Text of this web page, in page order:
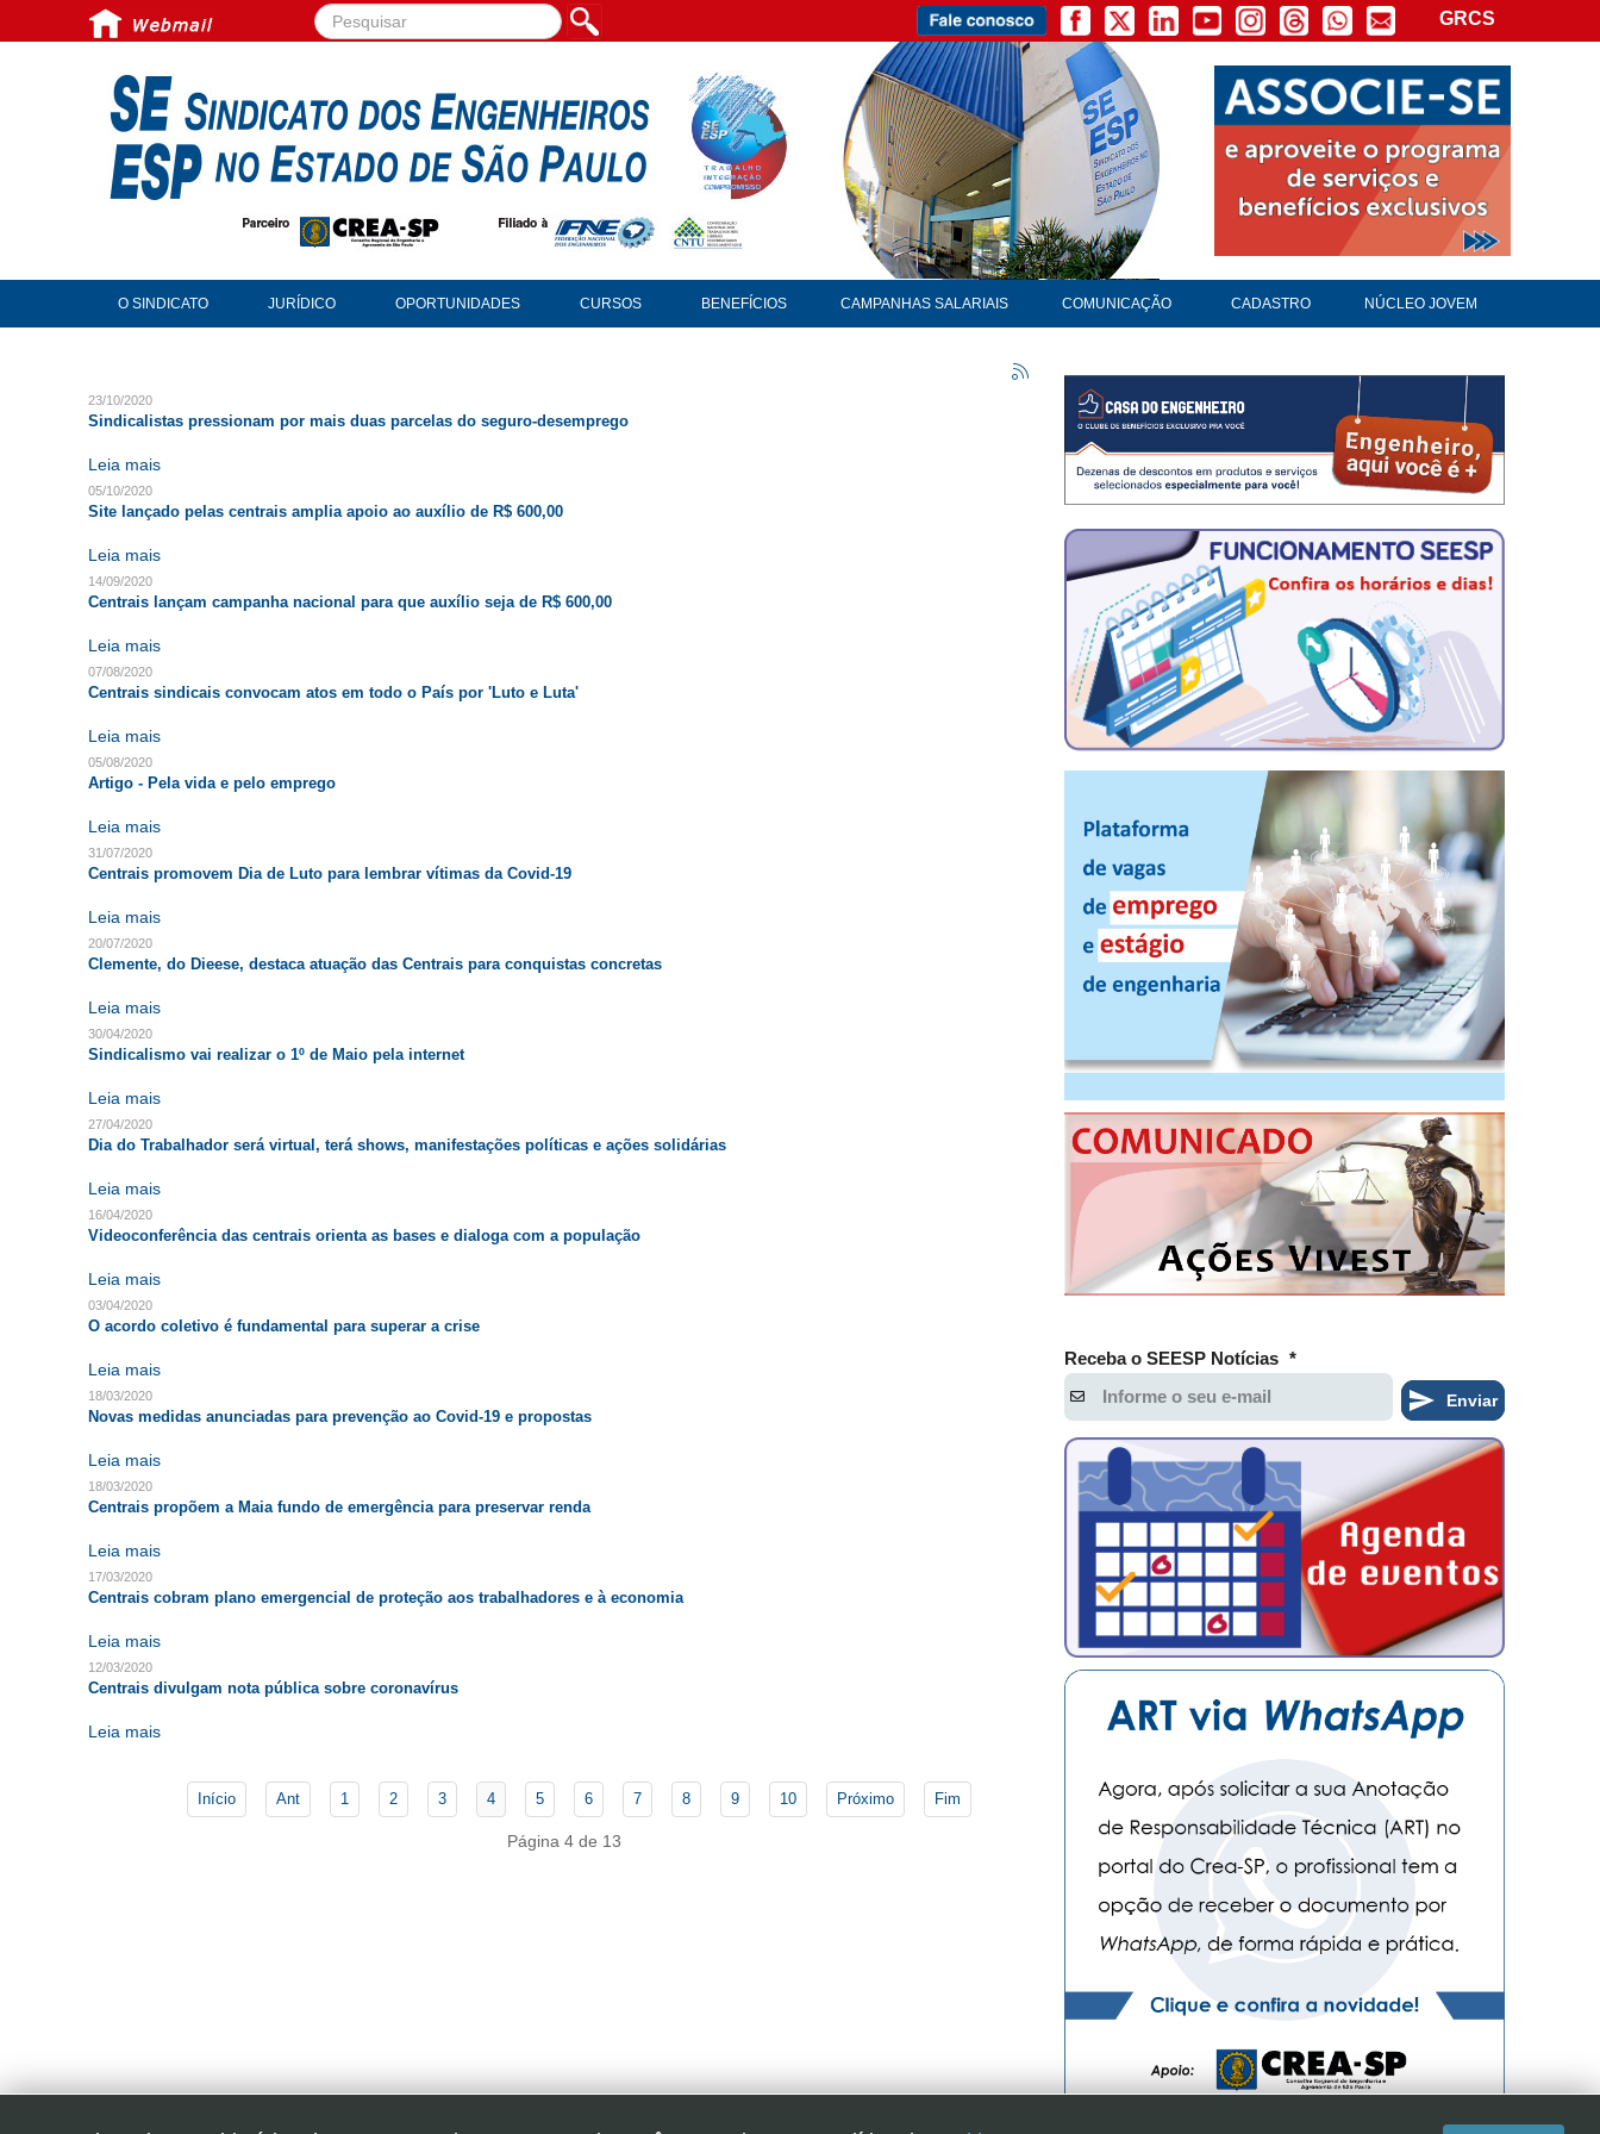
Pesquisar... GRCS
O SINDICATO JURÍDICO OPORTUNIDADES CURSOS BENEFÍCIOS CAMPANHAS SALARIAIS COMUNICAÇÃO CADASTRO NÚCLEO JOVEM
23/10/2020
Sindicalistas pressionam por mais duas parcelas do seguro-desemprego
Leia mais
05/10/2020
Site lançado pelas centrais amplia apoio ao auxílio de R$ 600,00
Leia mais
14/09/2020
Centrais lançam campanha nacional para que auxílio seja de R$ 600,00
Leia mais
07/08/2020
Centrais sindicais convocam atos em todo o País por 'Luto e Luta'
Leia mais
05/08/2020
Artigo - Pela vida e pelo emprego
Leia mais
31/07/2020
Centrais promovem Dia de Luto para lembrar vítimas da Covid-19
Leia mais
20/07/2020
Clemente, do Dieese, destaca atuação das Centrais para conquistas concretas
Leia mais
30/04/2020
Sindicalismo vai realizar o 1º de Maio pela internet
Leia mais
27/04/2020
Dia do Trabalhador será virtual, terá shows, manifestações políticas e ações solidárias
Leia mais
16/04/2020
Videoconferência das centrais orienta as bases e dialoga com a população
Leia mais
03/04/2020
O acordo coletivo é fundamental para superar a crise
Leia mais
18/03/2020
Novas medidas anunciadas para prevenção ao Covid-19 e propostas
Leia mais
18/03/2020
Centrais propõem a Maia fundo de emergência para preservar renda
Leia mais
17/03/2020
Centrais cobram plano emergencial de proteção aos trabalhadores e à economia
Leia mais
12/03/2020
Centrais divulgam nota pública sobre coronavírus
Leia mais
Início Ant 1 2 3 4 5 6 7 8 9 10 Próximo Fim
Página 4 de 13
Receba o SEESP Notícias *
Enviar